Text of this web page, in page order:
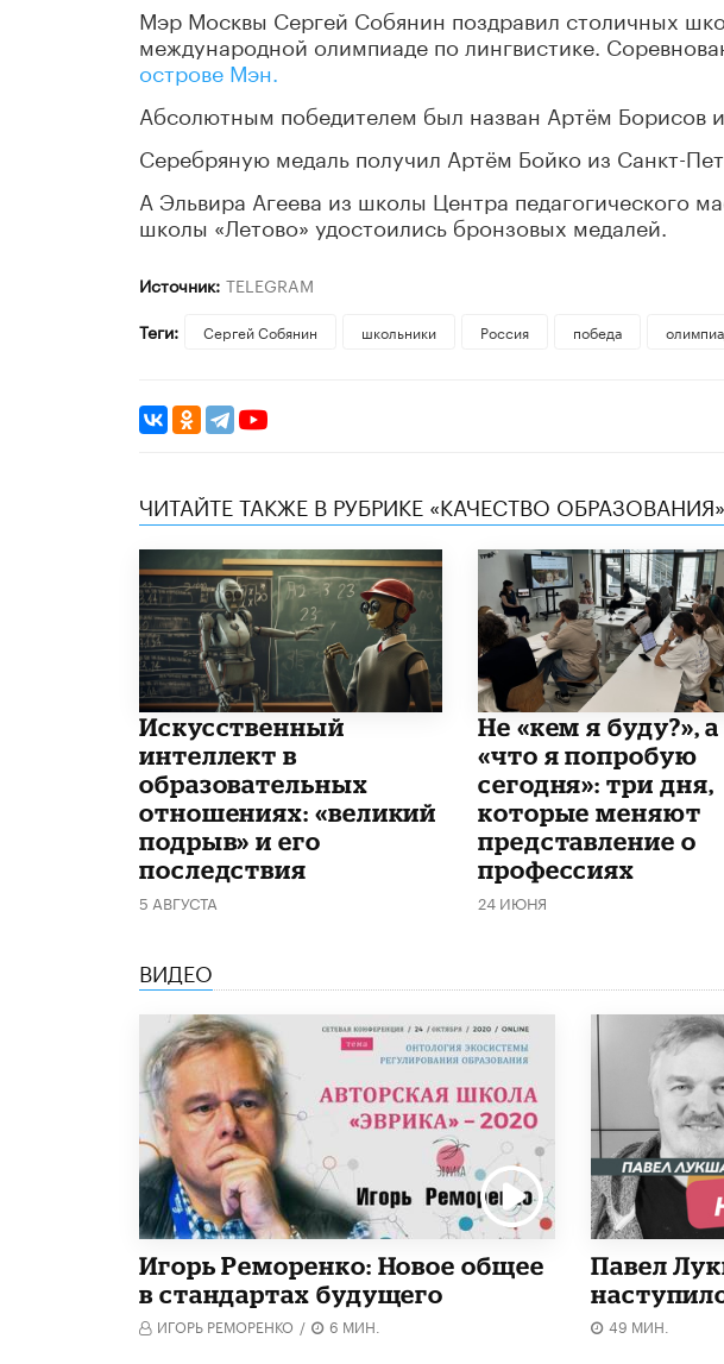
Мэр Москвы Сергей Собянин поздравил столичных
международной олимпиаде по лингвистике.
острове Мэн.
Абсолютным победителем был назван Артём Борисов
Серебряную медаль получил Артём Бойко из Санкт-
А Эльвира Агеева из школы Центра педагогического
школы «Летово» удостоились бронзовых медалей.
Источник: TELEGRAM
Теги:
Сергей Собянин школьники Россия победа
ЧИТАЙТЕ ТАКЖЕ В РУБРИКЕ «КАЧЕСТВО ОБРАЗОВАНИЯ»
​Искусственный
интеллект в
образовательных
отношениях: «великий
подрыв» и его
последствия
5 АВГУСТА
Не «кем я буду?», а
«что я попробую
сегодня»: три дня,
которые меняют
представление о
профессиях
24 ИЮНЯ
ВИДЕО
Игорь Реморенко: Новое общее
в стандартах будущего
ИГОРЬ РЕМОРЕНКО / 6 МИН.
Павел
49 МИН.